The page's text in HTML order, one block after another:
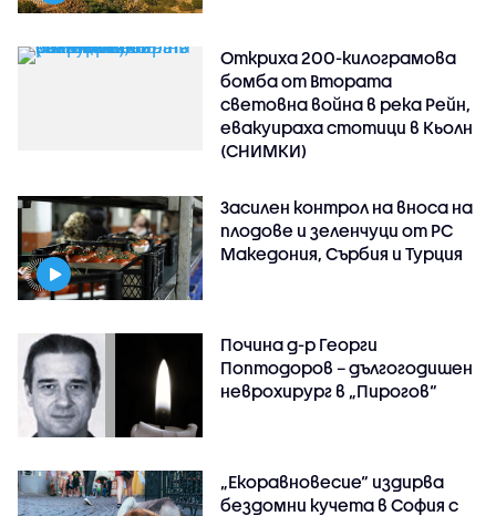
Откриха 200-килограмова
бомба от Втората
световна война в река Рейн,
евакуираха стотици в Кьолн
(СНИМКИ)
Засилен контрол на вноса на
плодове и зеленчуци от РС
Македония, Сърбия и Турция
Почина д-р Георги
Поптодоров – дългогодишен
неврохирург в „Пирогов“
„Екоравновесие“ издирва
бездомни кучета в София с